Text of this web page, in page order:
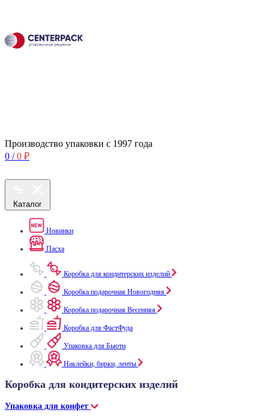
Производство упаковки с 1997 года
0 / 0 ₽
Каталог
Новинки
Пасха
Коробка для кондитерских изделий
Коробка подарочная Новогодняя
Коробка подарочная Весенняя
Коробка для ФастФуда
Упаковка для Бьюти
Наклейки, бирки, ленты
Коробка для кондитерских изделий
Упаковка для конфет